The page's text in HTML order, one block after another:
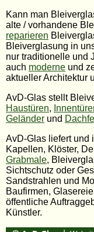
Kann man
alte / vorhandene
reparieren
Bleiverglasung in
nur traditionelle und
auch moderne und
aktueller Architektur
AvD-Glas stellt
Haustüren,
Geländer und
AvD-Glas liefert und
Kapellen, Klöster,
Grabmale,
Sichtschutz oder
Sandstrahlen und
Baufirmen,
öffentliche
Künstler.